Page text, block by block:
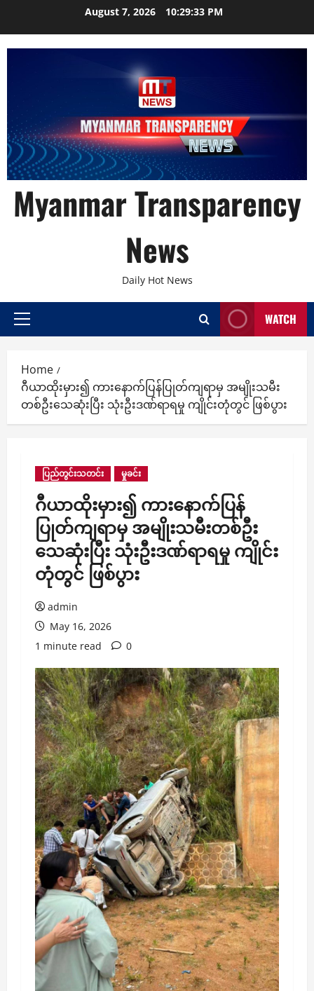
August 7, 2026 10:29:34 PM
Myanmar Transparency
News
Daily Hot News
Primary
WATCH
Home
ဂီယာထိုးမှား၍ ကားနောက်ပြန်ပြုတ်ကျရာမှ အမျိုးသမီး
တစ်ဦးသေဆုံးပြီး သုံးဦးဒဏ်ရာရမှု ကျိုင်းတုံတွင် ဖြစ်ပွား
ပြည်တွင်းသတင်း မှုခင်း
ဂီယာထိုးမှား၍ ကားနောက်ပြန်
ပြုတ်ကျရာမှ အမျိုးသမီးတစ်ဦး
သေဆုံးပြီး သုံးဦးဒဏ်ရာရမှု ကျိုင်း
တုံတွင် ဖြစ်ပွား
admin
May 16, 2026
1 minute read
0